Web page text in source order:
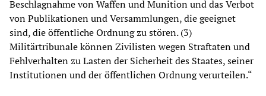
Beschlagnahme von Waffen und Munition und das Verbot
von Publikationen und Versammlungen, die geeignet
sind, die öffentliche Ordnung zu stören. (3)
Militärtribunale können Zivilisten wegen Straftaten und
Fehlverhalten zu Lasten der Sicherheit des Staates, seiner
Institutionen und der öffentlichen Ordnung verurteilen.“